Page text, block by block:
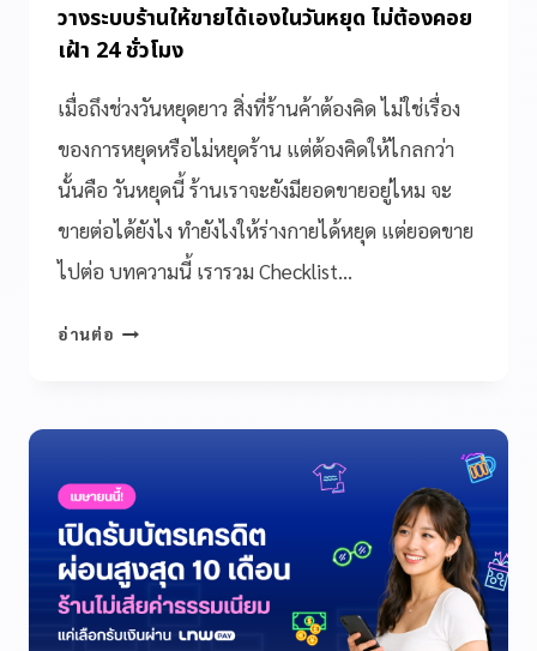
วางระบบร้านให้ขายได้เองในวันหยุด ไม่ต้องคอย
เฝ้า 24 ชั่วโมง
เมื่อถึงช่วงวันหยุดยาว สิ่งที่ร้านค้าต้องคิด ไม่ใช่เรื่อง
ของการหยุดหรือไม่หยุดร้าน แต่ต้องคิดให้ไกลกว่า
นั้นคือ วันหยุดนี้ ร้านเราจะยังมียอดขายอยู่ไหม จะ
ขายต่อได้ยังไง ทำยังไงให้ร่างกายได้หยุด แต่ยอดขาย
ไปต่อ บทความนี้ เรารวม Checklist…
อ่านต่อ